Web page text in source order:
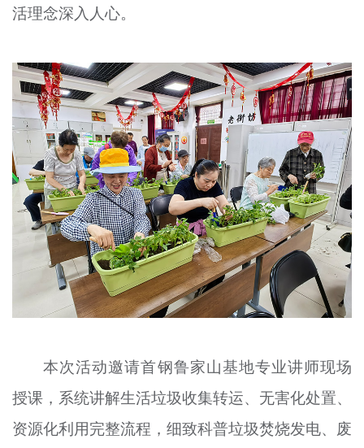
文明评论
宣传思想文化人才
专题
资料库
+
活理念深入人心。
本次活动邀请首钢鲁家山基地专业讲师现场
授课，系统讲解生活垃圾收集转运、无害化处置、
资源化利用完整流程，细致科普垃圾焚烧发电、废